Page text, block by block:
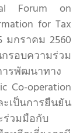
Forum on
for Tax
มกราคม 2560
รอบความร่วม
รพัฒนาทาง
Co-operation
ป็นการยืนยัน
วมมือกับ